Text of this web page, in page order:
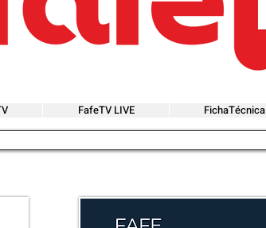
FafeTV LIVE FichaTécnica